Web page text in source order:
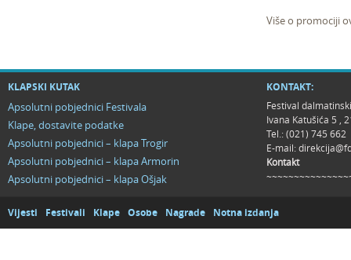
Više o promociji
KLAPSKI KUTAK
Apsolutni pobjednici Festivala
Klape, dostavite podatke
Apsolutni pobjednici – klapa Trogir
Apsolutni pobjednici – klapa Armorin
Apsolutni pobjednici – klapa Ošjak
KONTAKT:
Festival
Ivana Katušića 5 ,
Tel.: (021) 745 662
E-mail:
Kontakt
Vijesti Festivali Klape Osobe Nagrade Notna izdanja